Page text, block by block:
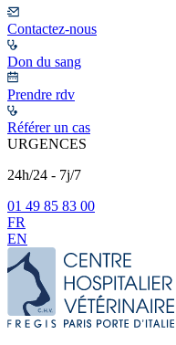
Contactez-nous
Don du sang
Prendre rdv
Référer un cas
URGENCES
24h/24 - 7j/7
01 49 85 83 00
FR
EN